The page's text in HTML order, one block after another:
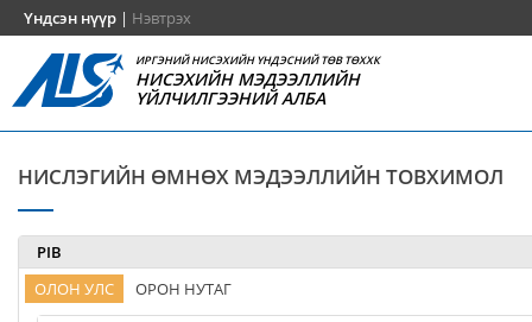
Үндсэн нүүр | Нэвтрэх
ИРГЭНИЙ НИСЭХИЙН ҮНДЭСНИЙ ТӨВ ТӨХХК
НИСЭХИЙН МЭДЭЭЛЛИЙН
ҮЙЛЧИЛГЭЭНИЙ АЛБА
НИСЛЭГИЙН ӨМНӨХ МЭДЭЭЛЛИЙН ТОВХИМОЛ
PIB
ОЛОН УЛС
ОРОН НУТАГ